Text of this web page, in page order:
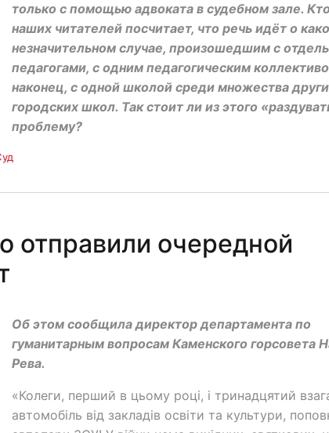
только с помощью адвоката в судебном зале.
наших читателей посчитает, что речь идёт о
незначительном случае, произошедшим с
педагогами, с одним педагогическим
наконец, с одной школой среди множества
городских школ. Так стоит ли из этого
проблему?
отправили очередной
Об этом сообщила директор департамента по
гуманитарным вопросам Каменского горсовета
Рева.
«Колеги, перший в цьому році, і тринадцятий
автомобіль від закладів освіти та культури,